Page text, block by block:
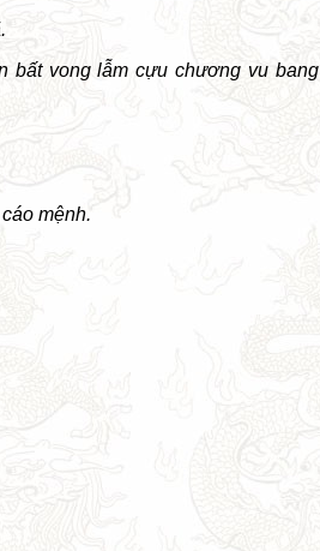
bất vong lẫm cựu chương vu bang
mệnh.